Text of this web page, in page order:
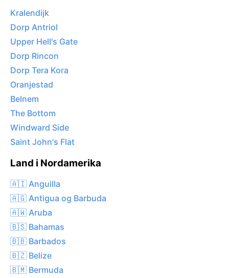
Kralendijk
Dorp Antriol
Upper Hell's Gate
Dorp Rincon
Dorp Tera Kora
Oranjestad
Belnem
The Bottom
Windward Side
Saint John's Flat
Land i Nordamerika
🇦🇮 Anguilla
🇦🇬 Antigua og Barbuda
🇦🇼 Aruba
🇧🇸 Bahamas
🇧🇧 Barbados
🇧🇿 Belize
🇧🇲 Bermuda